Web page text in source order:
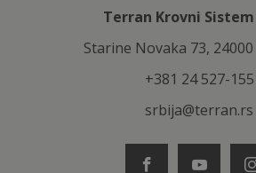
Terran Krovni Sistem
Starine Novaka 73,
+381 24 527-155
srbija@terran.rs